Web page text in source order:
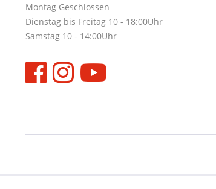
Montag Geschlossen
Dienstag bis Freitag 10 - 18:00Uhr
Samstag 10 - 14:00Uhr